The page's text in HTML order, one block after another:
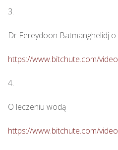
3.
Dr Fereydoon Batmanghelidj
https://www.bitchute.com/
4.
O leczeniu wodą
https://www.bitchute.com/